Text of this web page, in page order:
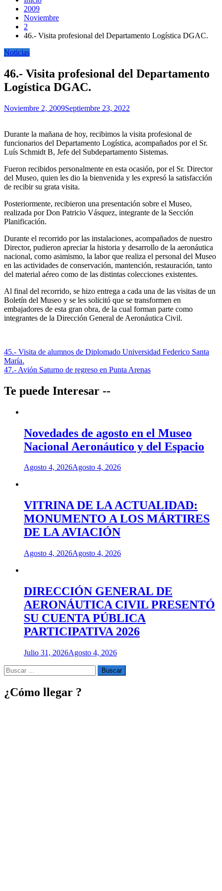
2009
Noviembre
2
46.- Visita profesional del Departamento Logística DGAC.
Noticias
46.- Visita profesional del Departamento
Logística DGAC.
Noviembre 2, 2009Septiembre 23, 2022
Durante la mañana de hoy, recibimos la visita profesional de
funcionarios del Departamento Logística, acompañados por el Sr.
Luís Schmidt B, Jefe del Subdepartamento Sistemas.
Fueron recibidos personalmente en esta ocasión, por el Sr. Director
del Museo, quien les dio la bienvenida y les expresó la satisfacción
de recibir su grata visita.
Posteriormente, recibieron una presentación sobre el Museo,
realizada por Don Patricio Vásquez, integrante de la Sección
Planificación.
Durante el recorrido por las instalaciones, acompañados de nuestro
Director, pudieron apreciar la historia y desarrollo de la aeronáutica
nacional, como asimismo, la labor que realiza el personal del Museo
en las actividades de conservación, mantención, restauración, tanto
del material aéreo como de las distintas colecciones existentes.
Al final del recorrido, se hizo entrega a cada una de las visitas de un
Boletín del Museo y se les solicitó que se transformen en
embajadores de esta gran obra, de la cual forman parte como
integrantes de la Dirección General de Aeronáutica Civil.
Navegación
de
45.- Visita de alumnos de Diplomado Universidad Federico Santa
María.
47.- Avión Saturno de regreso en Punta Arenas
Te puede Interesar --
Novedades de agosto en el Museo
Nacional Aeronáutico y del Espacio
Agosto 4, 2026Agosto 4, 2026
VITRINA DE LA ACTUALIDAD:
MONUMENTO A LOS MÁRTIRES
DE LA AVIACIÓN
Agosto 4, 2026Agosto 4, 2026
DIRECCIÓN GENERAL DE
AERONÁUTICA CIVIL PRESENTÓ
SU CUENTA PÚBLICA
PARTICIPATIVA 2026
Julio 31, 2026Agosto 4, 2026
Buscar
por:
¿Cómo llegar ?